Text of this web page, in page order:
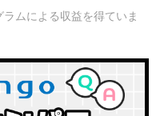
ムによる収益を得ていま